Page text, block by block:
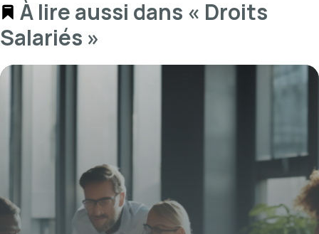
À lire aussi dans « Droits
Salariés »